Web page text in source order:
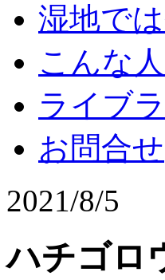
湿地で
こんな
ライブ
お問合せ
2021/8/5
ハチゴロ